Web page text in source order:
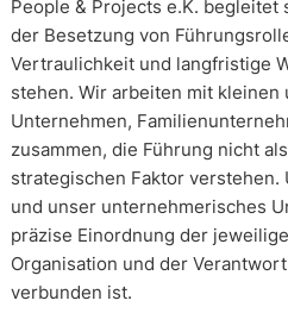
People & Projects e.K.
der Besetzung von
Vertraulichkeit und langfristige
stehen. Wir arbeiten mit kleinen
Unternehmen,
zusammen, die Führung nicht
strategischen Faktor verstehen.
und unser unternehmerisches
präzise Einordnung der
Organisation und der
verbunden ist.